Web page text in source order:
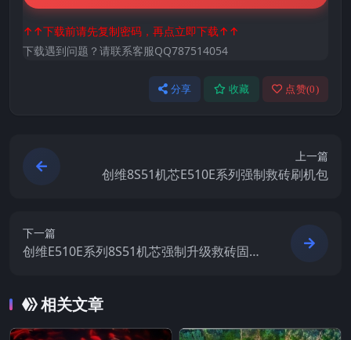
↑↑下载前请先复制密码，再点立即下载↑↑
下载遇到问题？请联系客服QQ787514054
分享 收藏 点赞(0)
上一篇
创维8S51机芯E510E系列强制救砖刷机包
下一篇
创维E510E系列8S51机芯强制升级救砖固件
相关文章